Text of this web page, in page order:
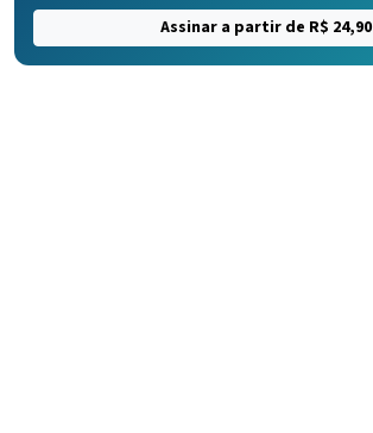
Assinar a partir de R$ 24,90